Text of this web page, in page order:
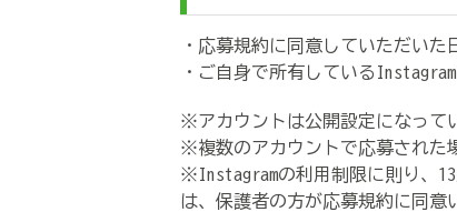
・応募規約に同意していただいた
・ご自身で所有している Instagram
※アカウントは公開設定になって
※複数のアカウントで応募された
※Instagramの利用制限に則り、 13
は、保護者の方が応募規約に同意